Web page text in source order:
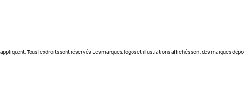
Tous les droits sont réservés. Les marques, logos et illustrations affichés sont des marques